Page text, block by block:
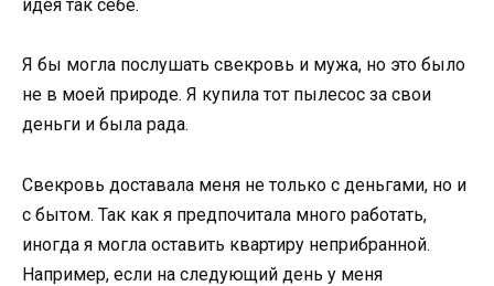
идея так себе.
Я бы могла послушать свекровь и мужа, но это было
не в моей природе. Я купила тот пылесос за свои
деньги и была рада.
Свекровь доставала меня не только с деньгами, но и
с бытом. Так как я предпочитала много работать,
иногда я могла оставить квартиру неприбранной.
Например, если на следующий день у меня